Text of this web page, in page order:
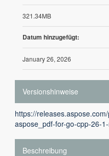
321.34MB
Datum hinzugefügt:
January 26, 2026
Versionshinweise
https://
aspose_pdf-for-go-cpp-26-
Beschreibung